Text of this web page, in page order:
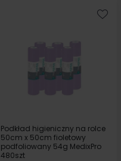
Podkład higieniczny na rolce
50cm x 50cm fioletowy
podfoliowany 54g MedixPro
480szt